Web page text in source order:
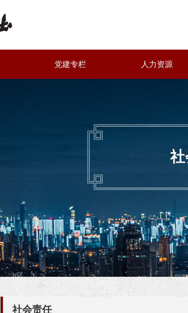
党建专栏 人力资源
社会责任